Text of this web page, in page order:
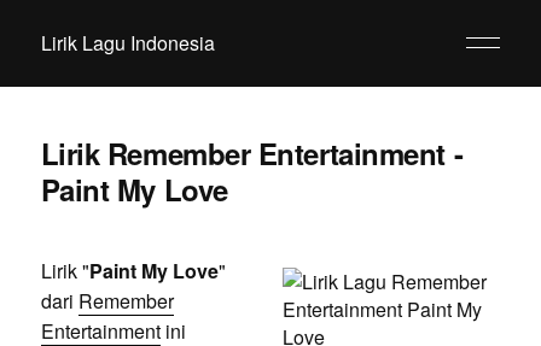
Lirik Lagu Indonesia
Lirik Remember Entertainment -
Paint My Love
Lirik "Paint My Love"
dari Remember
Entertainmentini